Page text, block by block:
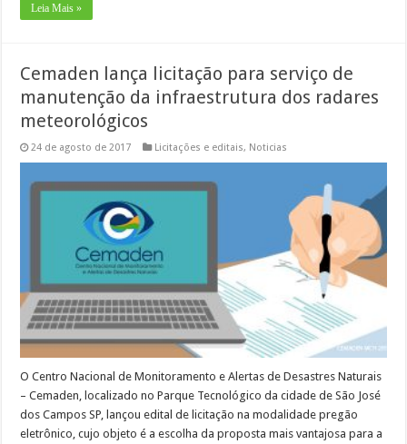
Leia Mais »
Cemaden lança licitação para serviço de
manutenção da infraestrutura dos radares
meteorológicos
24 de agosto de 2017 Licitações e editais, Noticias
O Centro Nacional de Monitoramento e Alertas de Desastres Naturais
– Cemaden, localizado no Parque Tecnológico da cidade de São José
dos Campos SP, lançou edital de licitação na modalidade pregão
eletrônico, cujo objeto é a escolha da proposta mais vantajosa para a